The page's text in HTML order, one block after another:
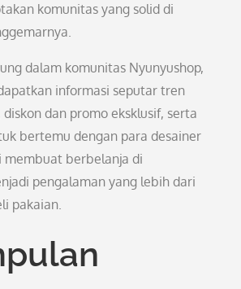
komunitas yang solid di
dalam komunitas Nyunyushop,
informasi seputar tren
dan promo eksklusif, serta
bertemu dengan para desainer
membuat berbelanja di
pengalaman yang lebih dari
pakaian.